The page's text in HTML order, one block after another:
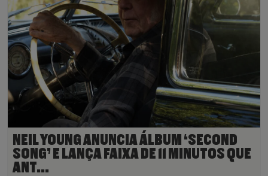
NEIL YOUNG ANUNCIA ÁLBUM ‘SECOND
SONG’ E LANÇA FAIXA DE 11 MINUTOS QUE
ANT...